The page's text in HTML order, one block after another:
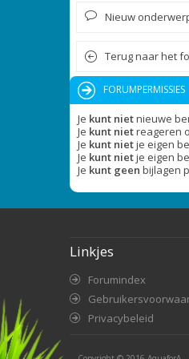
Nieuw
Terug naar het
FORUMPERMISSIES
Je kunt nietnieuwe
Je kunt nietreageren
Je kunt nietje eigen
Je kunt nietje eigen
Je kunt geen bijlagen
Linkjes
Forumindex
Privacybeleid